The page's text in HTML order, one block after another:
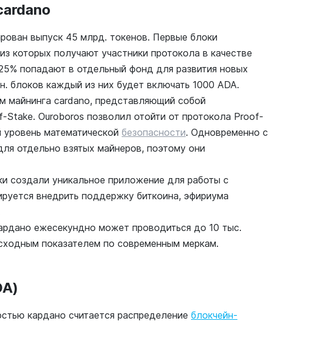
выпуск 45 млрд. токенов. Первые блоки
которых получают участники протокола в качестве
попадают в отдельный фонд для развития новых
блоков каждый из них будет включать 1000 ADA.
майнинга cardano, представляющий собой
Ouroboros позволил отойти от протокола Proof-
математической безопасности. Одновременно с
отдельно взятых майнеров, поэтому они
создали уникальное приложение для работы с
внедрить поддержку биткоина, эфириума
ежесекундно может проводиться до 10 тыс.
показателем по современным меркам.
кардано считается распределение блокчейн-